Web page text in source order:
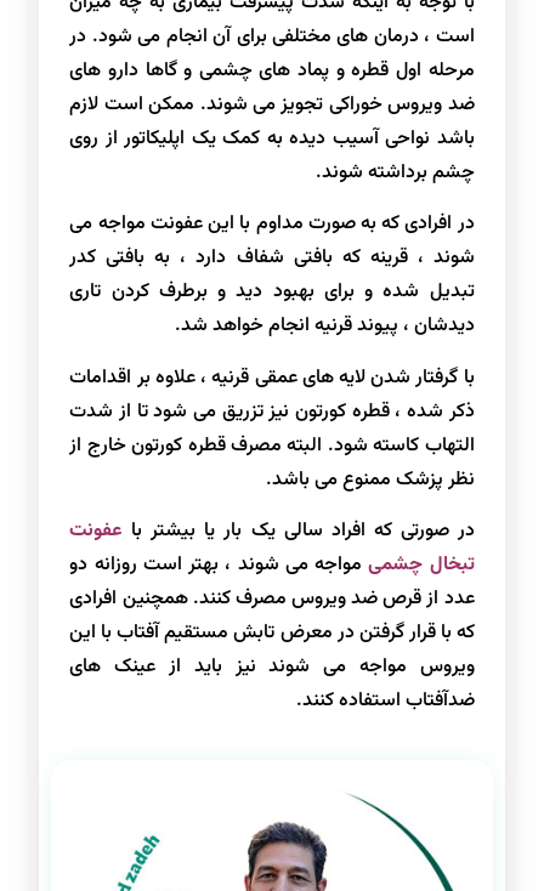
است ، درمان های مختلفی برای آن انجام می شود. در
مرحله اول قطره و پماد های چشمی و گاها دارو های
ضد ویروس خوراکی تجویز می شوند. ممکن است لازم
باشد نواحی آسیب دیده به کمک یک اپلیکاتور از روی
چشم برداشته شوند.
در افرادی که به صورت مداوم با این عفونت مواجه می
شوند ، قرینه که بافتی شفاف دارد ، به بافتی کدر
تبدیل شده و برای بهبود دید و برطرف کردن تاری
دیدشان ، پیوند قرنیه انجام خواهد شد.
با گرفتار شدن لایه های عمقی قرنیه ، علاوه بر اقدامات
ذکر شده ، قطره کورتون نیز تزریق می شود تا از شدت
التهاب کاسته شود. البته مصرف قطره کورتون خارج از
نظر پزشک ممنوع می باشد.
در صورتی که افراد سالی یک بار یا بیشتر با عفونت
تبخال چشمی مواجه می شوند ، بهتر است روزانه دو
عدد از قرص ضد ویروس مصرف کنند. همچنین افرادی
که با قرار گرفتن در معرض تابش مستقیم آفتاب با این
ویروس مواجه می شوند نیز باید از عینک های
ضدآفتاب استفاده کنند.